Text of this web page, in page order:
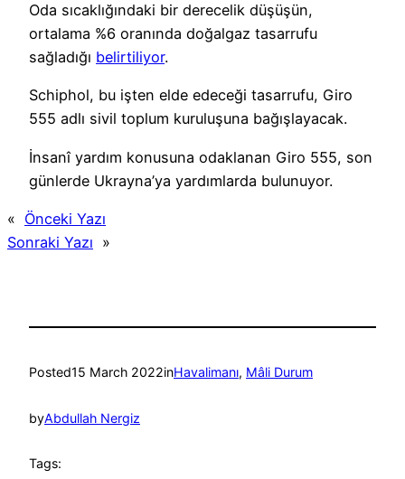
Oda sıcaklığındaki bir derecelik düşüşün,
ortalama %6 oranında doğalgaz tasarrufu
sağladığı belirtiliyor.
Schiphol, bu işten elde edeceği tasarrufu, Giro
555 adlı sivil toplum kuruluşuna bağışlayacak.
İnsanî yardım konusuna odaklanan Giro 555, son
günlerde Ukrayna’ya yardımlarda bulunuyor.
« Önceki Yazı
Sonraki Yazı »
Posted15 March 2022inHavalimanı, Mâli Durum
byAbdullah Nergiz
Tags: